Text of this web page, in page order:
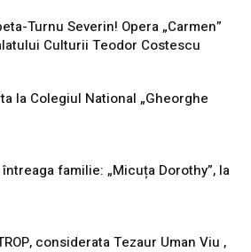
Turnu Severin! Opera „Carmen”
Culturii Teodor Costescu
la Colegiul National „Gheorghe
familie: „Micuța Dorothy”, la
considerata Tezaur Uman Viu ,